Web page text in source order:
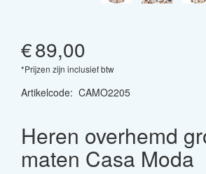
€89,00
*Prijzen zijn inclusief btw
Artikelcode: CAMO2205
Heren overhemd
maten Casa Moda